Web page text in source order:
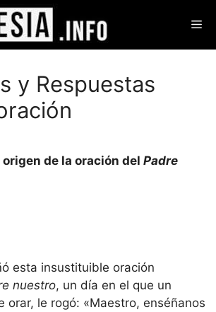
y Respuestas
origen de la oración del Padre
esta insustituible oración
nuestro, un día en el que un
orar, le rogó: «Maestro, enséñanos